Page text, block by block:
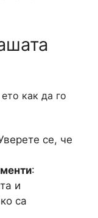
как да го
се, че
:
и
са